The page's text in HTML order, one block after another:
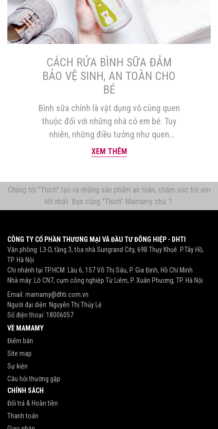
CÁCH RỬA BÌNH SỮA ĐẢM
BẢO VỆ SINH, AN TOÀN CHO
BÉ
Bình sữa chính là vật dụng vô cùng quen
thuộc đối với những nhà có em bé. Tuy
nhiên, những điều tưởng như quen
thuộc này nhiều khi cũng khiến các mẹ
đúng. Trong bài viết này, Góc […]
XEM THÊM
Chúng tôi "Thích" tạo ra những sản phẩm an toàn, chăm sóc trẻ em
tốt nhất. Bạn cũng "Thích" Mamamy chứ ?
CÔNG TY CỔ PHẦN THƯƠNG MẠI VÀ ĐẦU TƯ ĐÔNG HIỆP - DHTI
Văn phòng: L3-D, tầng 3, tòa nhà Sungrand City, 69B Thụy Khuê. P.Tây Hồ,
TP. Hà Nội
Chi nhánh tại TP.HCM: Lầu 6, 157 Võ Thị Sáu, P. Gia Định, Hồ Chí Minh
Nhà máy: Lô CN7, cụm công nghiệp Từ Liêm, P. Xuân Phương, TP. Hà Nội
Email: mamamy@dhti.com.vn
Người đại diện: Nguyễn Thị Thủy Lệ
Số điện thoại: 18006057
VỀ MAMAMY
Điểm bán
Site map
Sự kiện
Câu hỏi thường gặp
CHÍNH SÁCH
Đổi trả & Hoàn tiền
Thanh toán